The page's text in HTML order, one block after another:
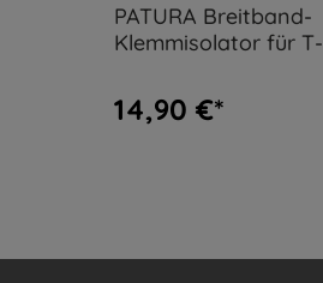
PATURA Breitband-
Klemmisolator für T-
14,90 €*